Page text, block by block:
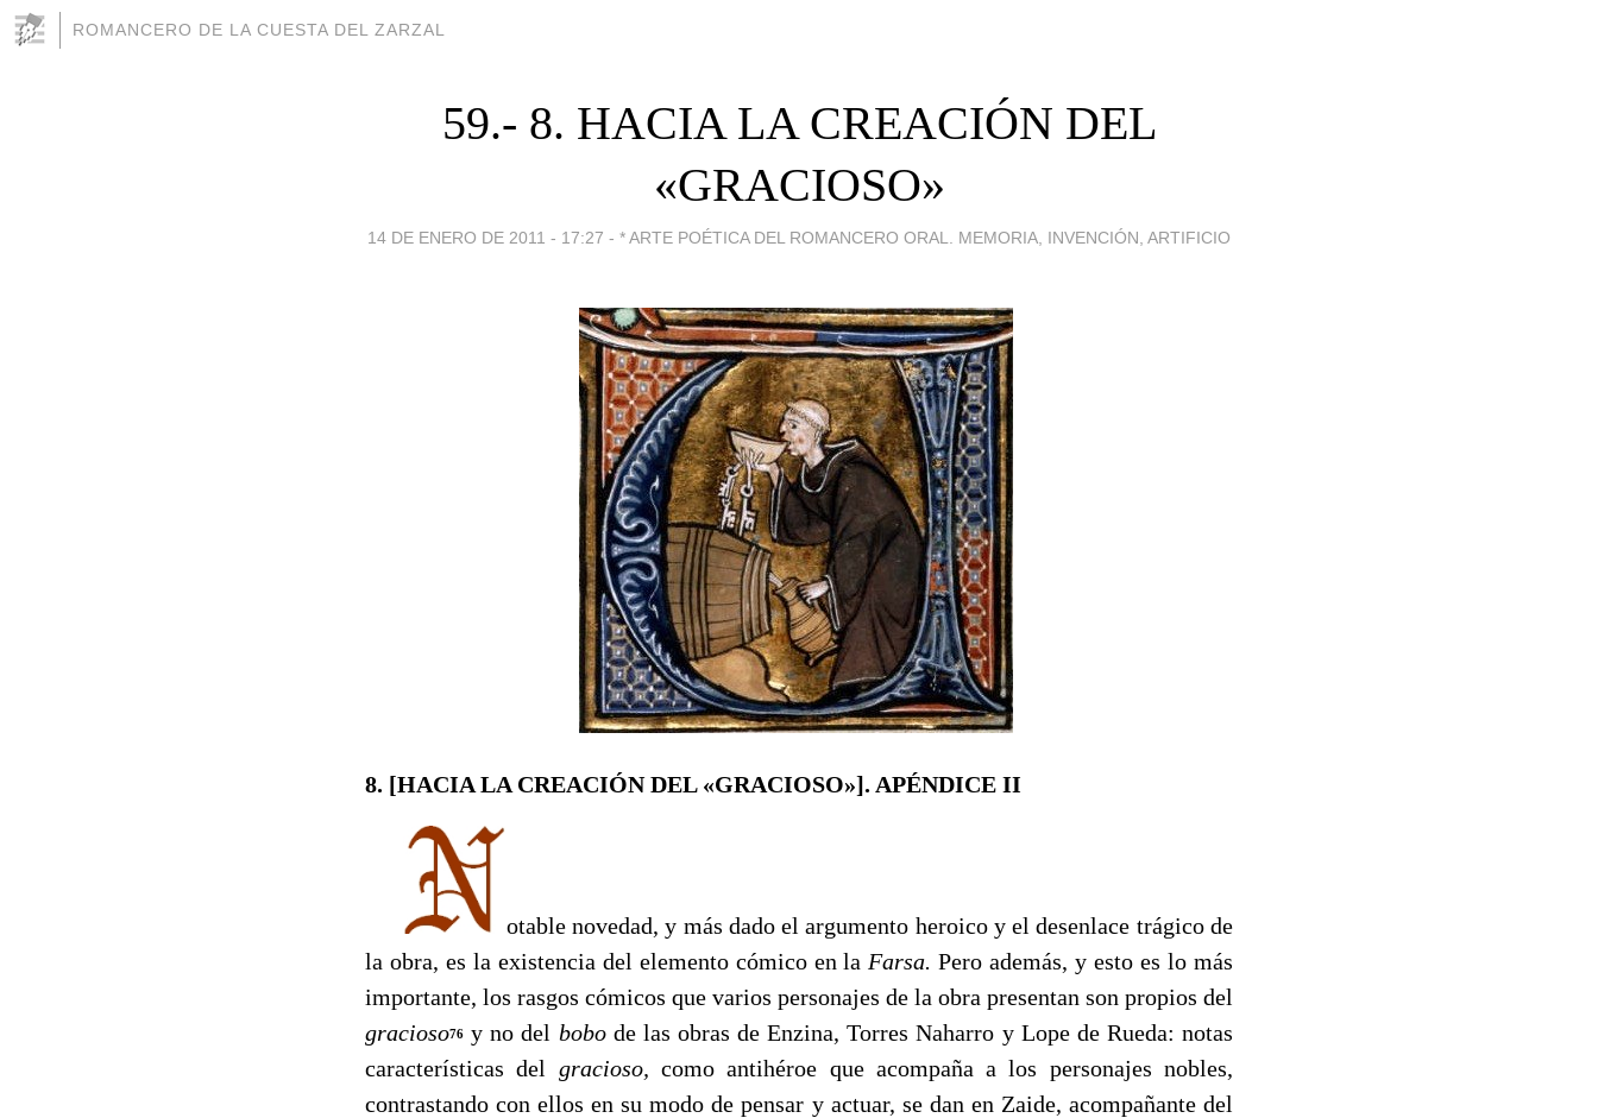
ROMANCERO DE LA CUESTA DEL ZARZAL
59.- 8. HACIA LA CREACIÓN DEL
«GRACIOSO»
14 DE ENERO DE 2011 - 17:27 - * ARTE POÉTICA DEL ROMANCERO ORAL. MEMORIA, INVENCIÓN, ARTIFICIO
8. [HACIA LA CREACIÓN DEL «GRACIOSO»]. APÉNDICE II
otable novedad, y más dado el argumento heroico y el desenlace trágico de
la obra, es la existencia del elemento cómico en la Farsa.Pero además, y esto es lo más
importante, los rasgos cómicos que varios personajes de la obra presentan son propios del
gracioso76 y no del bobo de las obras de Enzina, Torres Naharro y Lope de Rueda: notas
características del gracioso, como antihéroe que acompaña a los personajes nobles,
contrastando con ellos en su modo de pensar y actuar, se dan en Zaide, acompañante del